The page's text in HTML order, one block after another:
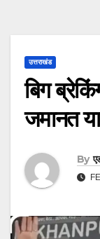
उत्तराखंड
बिग
जमानत
By